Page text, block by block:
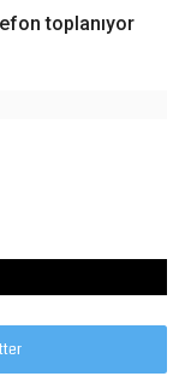
toplanıyor